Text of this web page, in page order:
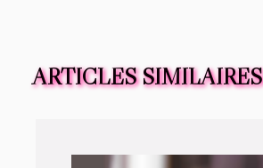
ARTICLES SIMILAIRES